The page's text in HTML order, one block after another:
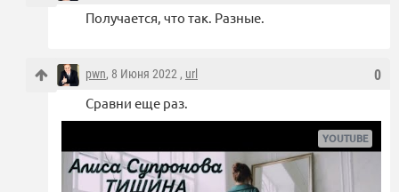
Получается, что так. Разные.
0
pwn, 8 Июня 2022 , url
Сравни еще раз.